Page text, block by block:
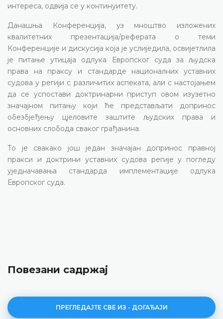
интереса, одвија се у континуитету.
Данашња Конференција, уз мноштво изложених
квалитетних презентација/реферата о теми
Конференције и дискусија која је услиједила, освијетлила
је питање утицаја одлука Европског суда за људска
права на праксу и стандарде националних уставних
судова у регији с различитих аспеката, али с настојањем
да се успостави доктринарни приступ овом изузетно
значајном питању који ће представљати допринос
обезбјеђењу цјеловите заштите људских права и
основних слобода сваког грађанина.
То је свакако још један значајан допринос правној
пракси и доктрини уставних судова регије у погледу
уједначавања стандарда имплементације одлука
Европског суда.
Повезани садржај
ПРЕГЛЕДАЈТЕ СВЕ ИЗ - ДОГАЂАЈИ